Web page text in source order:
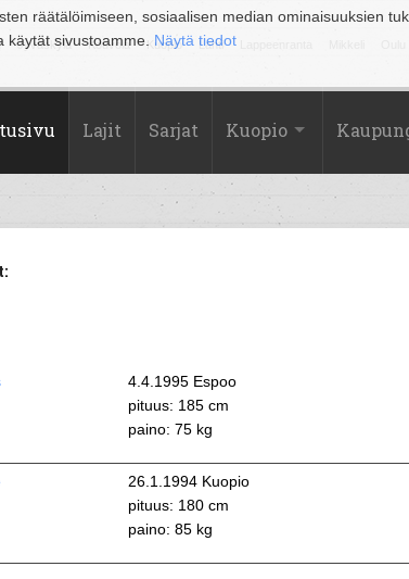
räätälöimiseen, sosiaalisen median ominaisuuksien
sivustoamme. Näytä tiedot
Jyväskylä Kouvola Kuopio Lahti
Lajit Sarjat Kuopio
4.4.1995 Espoo
pituus: 185 cm
paino: 75 kg
26.1.1994 Kuopio
pituus: 180 cm
paino: 85 kg